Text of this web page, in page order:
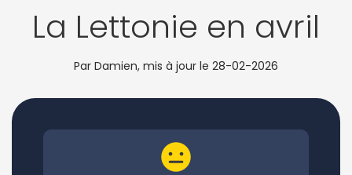
La Lettonie en avril
Par Damien, mis à jour le 28-02-2026